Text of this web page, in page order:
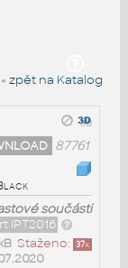
« zpět na Katalog
87761
součásti
IPT2016
Staženo: 37x